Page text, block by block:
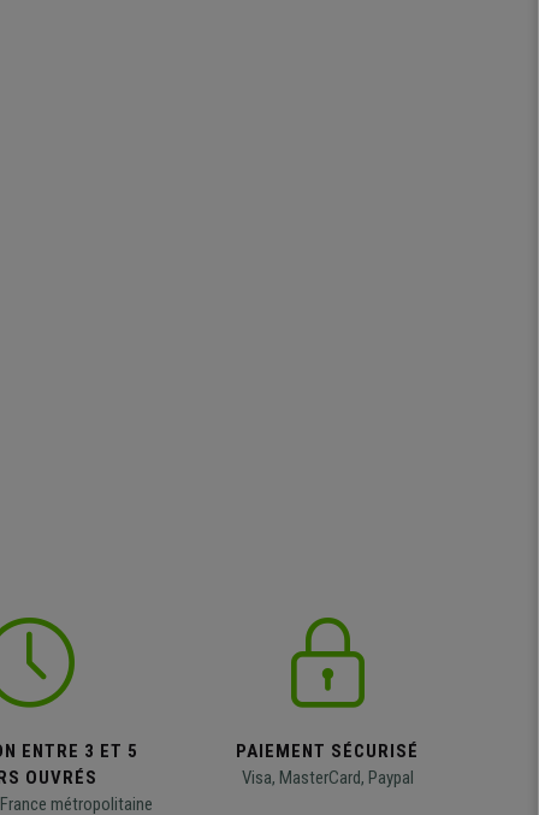
ENTRE 3 ET 5
OUVRÉS
métropolitaine
PAIEMENT SÉCURISÉ
Visa, MasterCard, Paypal